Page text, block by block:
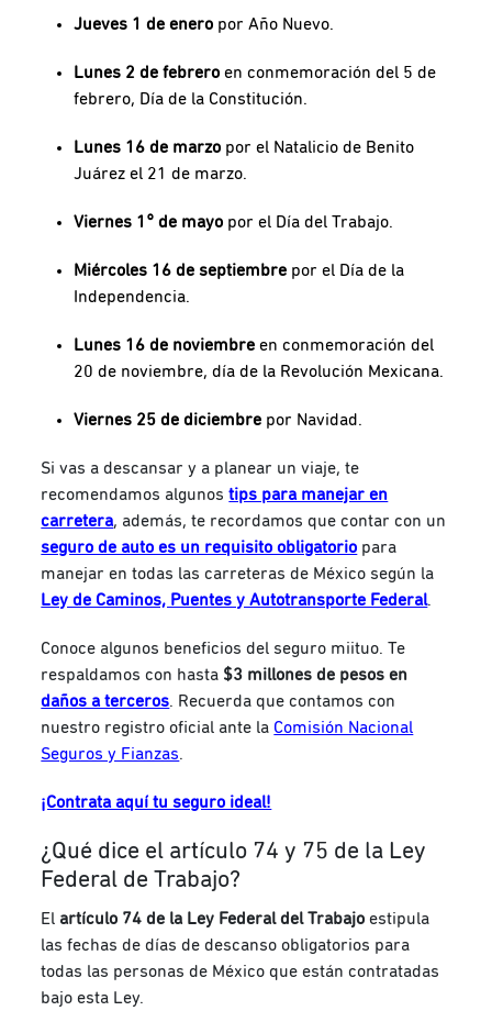
Jueves 1 de enero por Año Nuevo.
Lunes 2 de febrero en conmemoración del 5 de
febrero, Día de la Constitución.
Lunes 16 de marzo por el Natalicio de Benito
Juárez el 21 de marzo.
Viernes 1° de mayo por el Día del Trabajo.
Miércoles 16 de septiembre por el Día de la
Independencia.
Lunes 16 de noviembre en conmemoración del
20 de noviembre, día de la Revolución Mexicana.
Viernes 25 de diciembre por Navidad.
Si vas a descansar y a planear un viaje, te
recomendamos algunos tips para manejar en
carretera, además, te recordamos que contar con un
seguro de auto es un requisito obligatorio para
manejar en todas las carreteras de México según la
Ley de Caminos, Puentes y Autotransporte Federal.
Conoce algunos beneficios del seguro miituo. Te
respaldamos con hasta $3 millones de pesos en
daños a terceros. Recuerda que contamos con
nuestro registro oficial ante la Comisión Nacional
Seguros y Fianzas.
¡Contrata aquí tu seguro ideal!
¿Qué dice el artículo 74 y 75 de la Ley
Federal de Trabajo?
El artículo 74 de la Ley Federal del Trabajo estipula
las fechas de días de descanso obligatorios para
todas las personas de México que están contratadas
bajo esta Ley.